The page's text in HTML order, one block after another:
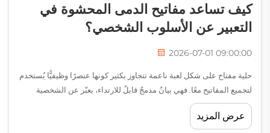
كيف تساعد مفاتيح الدمى المحشوة في
التعبير عن الأسلوب الشخصي؟
2026-07-01 09:00:00
حلية مفتاح على شكل لعبة ناعمة تتجاوز بكثير كونها عنصرًا وظيفيًّا يُستخدم
لتجميع المفاتيح معًا. فهي بيانٌ مدمجٌ قابلٌ للارتداء، يعبّر عن الشخصية
والمزاج والهوية دون أن يُنطق بكلمة واحدة. ومع استمرار انتقال
الإكسسوارات الشخصية نحو التطور...
عرض المزيد